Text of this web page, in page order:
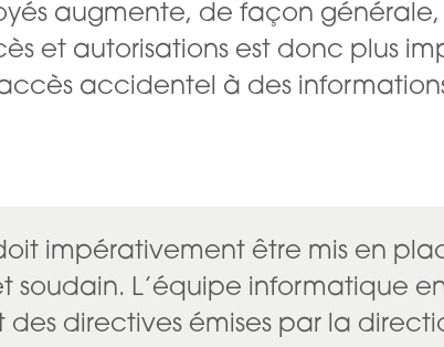
augmente, de façon générale,
et autorisations est donc plus
accidentel à des
impérativement être mis en
L’équipe informatique
des directives émises par la